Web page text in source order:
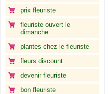
prix fleuriste
fleuriste ouvert le
dimanche
plantes chez le fleuriste
fleurs discount
devenir fleuriste
bon fleuriste